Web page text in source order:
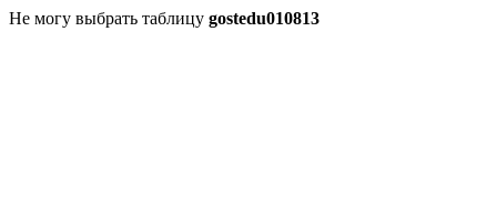
Не могу выбрать таблицу gostedu010813